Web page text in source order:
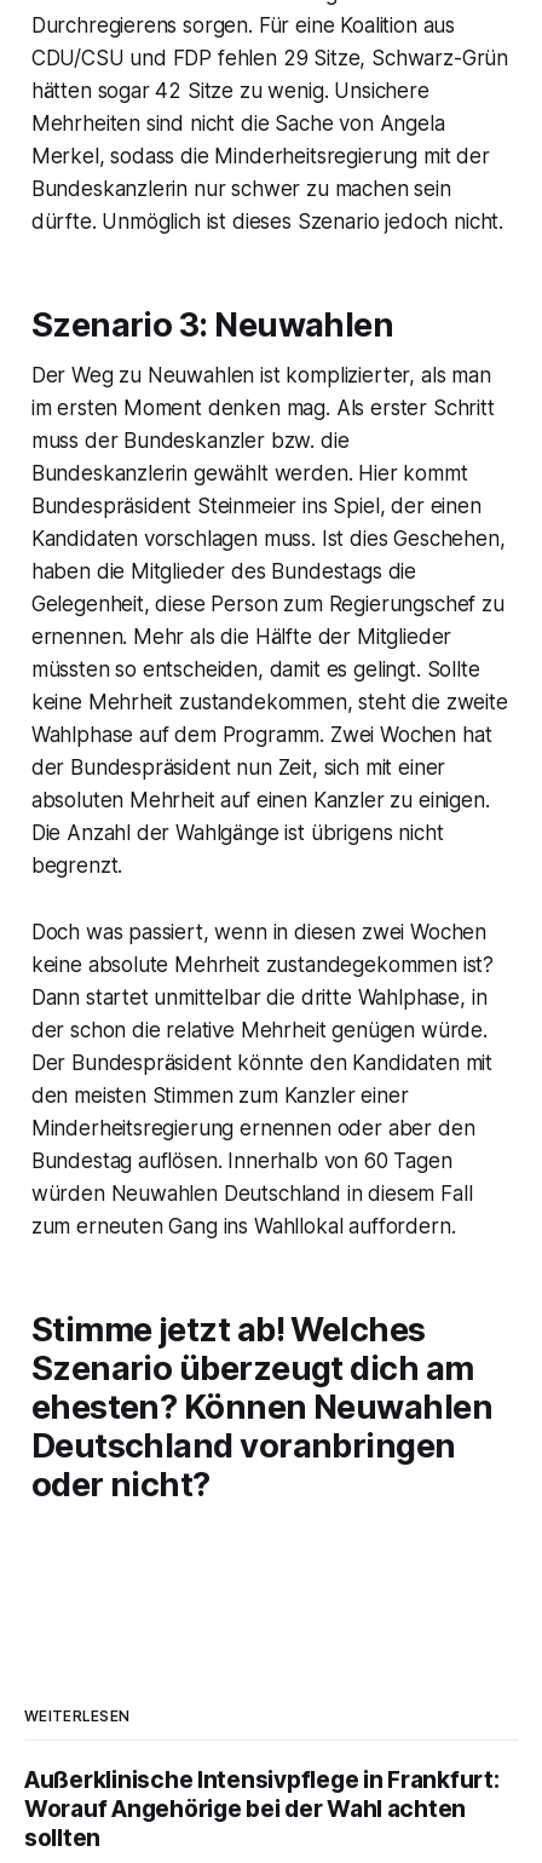
Durchregierens sorgen. Für eine Koalition aus
CDU/CSU und FDP fehlen 29 Sitze, Schwarz-Grün
hätten sogar 42 Sitze zu wenig. Unsichere
Mehrheiten sind nicht die Sache von Angela
Merkel, sodass die Minderheitsregierung mit der
Bundeskanzlerin nur schwer zu machen sein
dürfte. Unmöglich ist dieses Szenario jedoch nicht.
Szenario 3: Neuwahlen
Der Weg zu Neuwahlen ist komplizierter, als man
im ersten Moment denken mag. Als erster Schritt
muss der Bundeskanzler bzw. die
Bundeskanzlerin gewählt werden. Hier kommt
Bundespräsident Steinmeier ins Spiel, der einen
Kandidaten vorschlagen muss. Ist dies Geschehen,
haben die Mitglieder des Bundestags die
Gelegenheit, diese Person zum Regierungschef zu
ernennen. Mehr als die Hälfte der Mitglieder
müssten so entscheiden, damit es gelingt. Sollte
keine Mehrheit zustandekommen, steht die zweite
Wahlphase auf dem Programm. Zwei Wochen hat
der Bundespräsident nun Zeit, sich mit einer
absoluten Mehrheit auf einen Kanzler zu einigen.
Die Anzahl der Wahlgänge ist übrigens nicht
begrenzt.
Doch was passiert, wenn in diesen zwei Wochen
keine absolute Mehrheit zustandegekommen ist?
Dann startet unmittelbar die dritte Wahlphase, in
der schon die relative Mehrheit genügen würde.
Der Bundespräsident könnte den Kandidaten mit
den meisten Stimmen zum Kanzler einer
Minderheitsregierung ernennen oder aber den
Bundestag auflösen. Innerhalb von 60 Tagen
würden Neuwahlen Deutschland in diesem Fall
zum erneuten Gang ins Wahllokal auffordern.
Stimme jetzt ab! Welches
Szenario überzeugt dich am
ehesten? Können Neuwahlen
Deutschland voranbringen
oder nicht?
WEITERLESEN
Außerklinische Intensivpflege in Frankfurt:
Worauf Angehörige bei der Wahl achten
sollten